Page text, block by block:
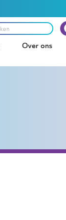
Over ons